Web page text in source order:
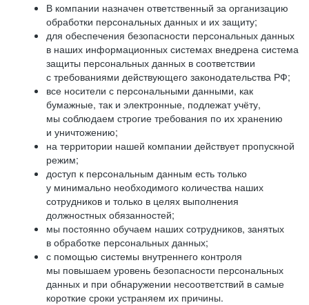
В компании назначен ответственный за организацию
обработки персональных данных и их защиту;
для обеспечения безопасности персональных данных
в наших информационных системах внедрена система
защиты персональных данных в соответствии
с требованиями действующего законодательства РФ;
все носители с персональными данными, как
бумажные, так и электронные, подлежат учёту,
мы соблюдаем строгие требования по их хранению
и уничтожению;
на территории нашей компании действует пропускной
режим;
доступ к персональным данным есть только
у минимально необходимого количества наших
сотрудников и только в целях выполнения
должностных обязанностей;
мы постоянно обучаем наших сотрудников, занятых
в обработке персональных данных;
с помощью системы внутреннего контроля
мы повышаем уровень безопасности персональных
данных и при обнаружении несоответствий в самые
короткие сроки устраняем их причины.